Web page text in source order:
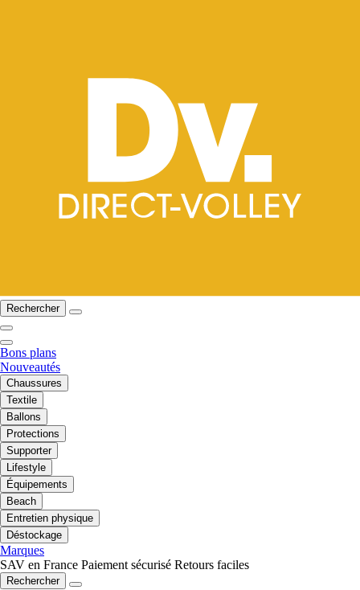
Rechercher
Bons plans
Nouveautés
Chaussures
Textile
Ballons
Protections
Supporter
Lifestyle
Équipements
Beach
Entretien physique
Déstockage
Marques
SAV en France Paiement sécurisé Retours faciles
Rechercher